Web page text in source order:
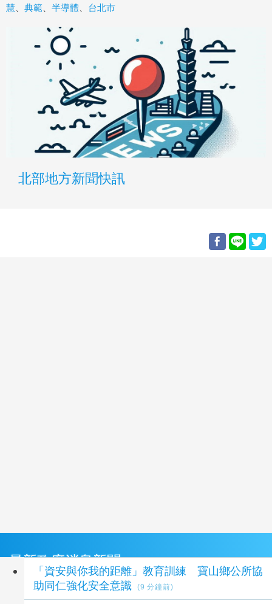
慧
典範 半導體 台北市
北部地方新聞快訊
最新政府消息新聞
「資安與你我的距離」教育訓練 寶山鄉公所協
助同仁強化安全意識
(9 分鐘前)